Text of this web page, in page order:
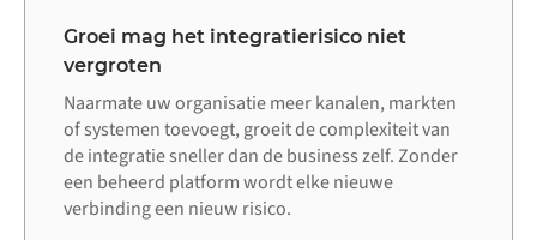
Groei mag het integratierisico niet
vergroten
Naarmate uw organisatie meer kanalen, markten
of systemen toevoegt, groeit de complexiteit van
de integratie sneller dan de business zelf. Zonder
een beheerd platform wordt elke nieuwe
verbinding een nieuw risico.